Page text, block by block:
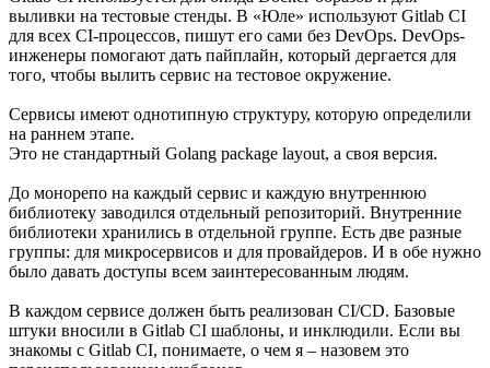
выливки на тестовые стенды. В «Юле» используют Gitlab CI
для всех CI-процессов, пишут его сами без DevOps. DevOps-
инженеры помогают дать пайплайн, который дергается для
того, чтобы вылить сервис на тестовое окружение.
Сервисы имеют однотипную структуру, которую определили
на раннем этапе.
Это не стандартный Golang package layout, а своя версия.
До монорепо на каждый сервис и каждую внутреннюю
библиотеку заводился отдельный репозиторий. Внутренние
библиотеки хранились в отдельной группе. Есть две разные
группы: для микросервисов и для провайдеров. И в обе нужно
было давать доступы всем заинтересованным людям.
В каждом сервисе должен быть реализован CI/CD. Базовые
штуки вносили в Gitlab CI шаблоны, и инклюдили. Если вы
знакомы с Gitlab CI, понимаете, о чем я – назовем это